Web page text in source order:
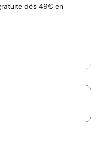
dès 49€ en